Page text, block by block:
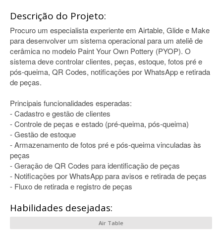
Descrição do Projeto:
Procuro um especialista experiente em Airtable, Glide e Make
para desenvolver um sistema operacional para um ateliê de
cerâmica no modelo Paint Your Own Pottery (PYOP). O
sistema deve controlar clientes, peças, estoque, fotos pré e
pós-queima, QR Codes, notificações por WhatsApp e retirada
de peças.
Principais funcionalidades esperadas:
- Cadastro e gestão de clientes
- Controle de peças e estado (pré-queima, pós-queima)
- Gestão de estoque
- Armazenamento de fotos pré e pós-queima vinculadas às
peças
- Geração de QR Codes para identificação de peças
- Notificações por WhatsApp para avisos e retirada de peças
- Fluxo de retirada e registro de peças
Habilidades desejadas:
Air Table